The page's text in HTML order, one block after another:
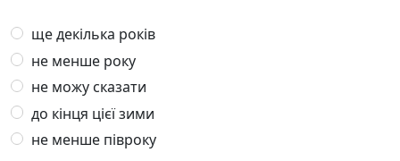
ще декілька років
не менше року
не можу сказати
до кінця цієї зими
не менше півроку